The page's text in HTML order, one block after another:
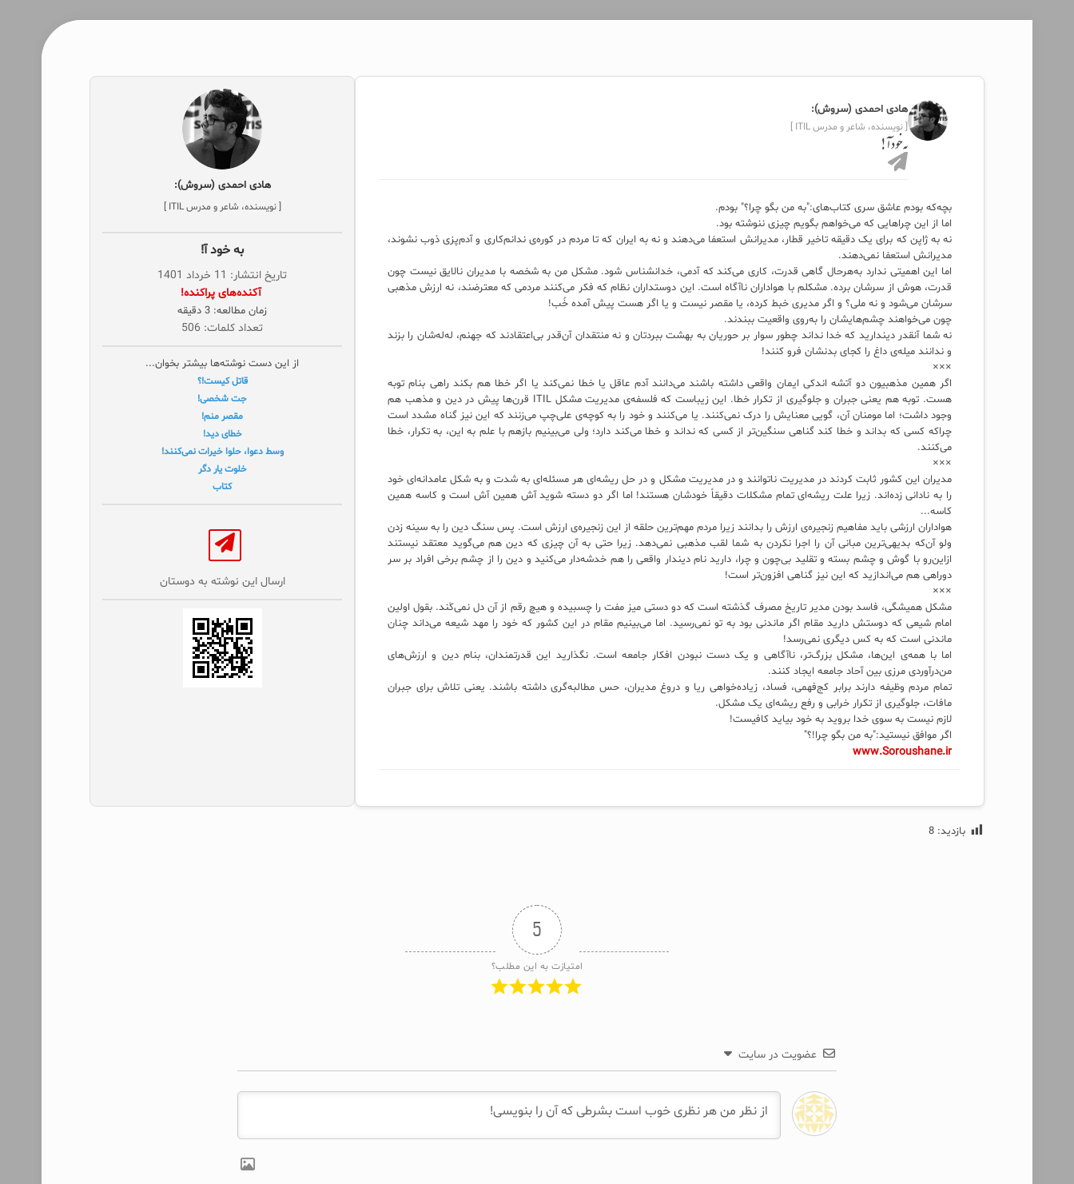
هادی احمدی (سروش):
[ نویسنده، شاعر و مدرس ITIL ]
به خود آ!
بچه‌که بودم عاشق سری کتاب‌های:"به من بگو چرا؟" بودم.
اما از این چراهایی که می‌خواهم بگویم چیزی ننوشته بود.
نه به ژاپن که برای یک دقیقه تاخیر قطار، مدیرانش استعفا می‌دهند و نه به ایران که تا مردم در کوره‌ی ندانم‌کاری و آدم‌پزی ذوب نشوند،
مدیرانش استعفا نمی‌دهند.
اما این اهمیتی ندارد به‌هرحال گاهی قدرت، کاری می‌کند که آدمی، خدانشناس شود. مشکل من به شخصه با مدیران نالایق نیست چون
قدرت، هوش از سرشان برده. مشکلم با هواداران ناآگاه است. این دوستداران نظام که فکر می‌کنند مردمی که معترضند، نه ارزش مذهبی
سرشان می‌شود و نه ملی؟ و اگر مدیری خبط کرده، یا مقصر نیست و یا اگر هست پیش آمده خُب!
چون می‌خواهند چشم‌هایشان را به‌روی واقعیت ببندند.
نه شما آنقدر دیندارید که خدا نداند چطور سوار بر حوریان به بهشت ببردتان و نه منتقدان آن‌قدر بی‌اعتقادند که جهنم، له‌له‌شان را بزند
و ندانند میله‌ی داغ را کجای بدنشان فرو کنند!
×××
اگر همین مذهبیون دو آتشه اندکی ایمان واقعی داشته باشند می‌دانند آدم عاقل یا خطا نمی‌کند یا اگر خطا هم بکند راهی بنام توبه
هست. توبه هم یعنی جبران و جلوگیری از تکرار خطا. این زیباست که فلسفه‌ی مدیریت مشکل ITIL قرن‌ها پیش در دین و مذهب هم
وجود داشت؛ اما مومنان آن، گویی معنایش را درک نمی‌کنند. یا می‌کنند و خود را به کو‌چه‌ی علی‌چپ می‌زنند که این نیز گناه مشدد است
چراکه کسی که بداند و خطا کند گناهی سنگین‌تر از کسی که نداند و خطا می‌کند دارد؛ ولی می‌بینیم بازهم با علم به این، به تکرار، خطا
می‌کنند.
×××
مدیران این کشور ثابت کردند در مدیریت ناتوانند و در مدیریت مشکل و در حل ریشه‌ای هر مسئله‌ای به شدت و به شکل عامدانه‌ای خود
را به نادانی زده‌اند. زیرا علت ریشه‌ای تمام مشکلات دقیقاً خودشان هستند! اما اگر دو دسته شوید آش همین آش است و کاسه همین
کاسه...
هواداران ارزشی باید مفاهیم زنجیره‌ی ارزش را بدانند زیرا مردم مهم‌ترین حلقه‌ از این زنجیره‌ی ارزش است. پس سنگ دین را به سینه زدن
ولو آن‌که بدیهی‌ترین مبانی آن را اجرا نکردن به شما لقب مذهبی نمی‌دهد. زیرا حتی به آن چیزی که دین هم می‌گوید معتقد نیستند
ازاین‌رو با گوش و چشم بسته و تقلید بی‌چون و چرا، دارید نام دیندار واقعی را هم خدشه‌دار می‌کنید و دین را از چشم برخی افراد بر سر
دوراهی هم می‌اندازید که این نیز گناهی افزون‌تر است!
×××
مشکل همیشگی، فاسد بودن مدیر تاریخ مصرف گذشته است که دو دستی میز مفت را چسبیده و هیچ رقم از آن دل نمی‌کَند. بقول اولین
امام شیعی که دوستش دارید مقام اگر ماندنی بود به تو نمی‌رسید. اما می‌بینیم مقام در این کشور که خود را مهد شیعه می‌داند چنان
ماندنی است که به کس دیگری نمی‌رسد!
اما با همه‌ی این‌ها، مشکل بزرگ‌تر، ناآگاهی و یک دست نبودن افکار جامعه است. نگذارید این قدرتمندان، بنام دین و ارزش‌های
من‌درآوردی مرزی بین آحاد جامعه ایجاد کنند.
تمام مردم وظیفه دارند برابر کج‌فهمی، فساد، زیاده‌خواهی ریا و دروغ مدیران، حس مطالبه‌گری داشته باشند. یعنی تلاش برای جبران
مافات، جلوگیری از تکرار خرابی و رفع ریشه‌ای یک مشکل.
لازم نیست به سوی خدا بروید به خود بیاید کافیست!
اگر موافق نیستید:"به من بگو چرا!؟"
www.Soroushane.ir
هادی احمدی (سروش):
[ نویسنده، شاعر و مدرس ITIL ]
به خود آ!
تاریخ انتشار: 11 خرداد 1401
‌ آکنده‌های پراکنده!
زمان مطالعه: 3 دقیقه
تعداد کلمات: 506
از این دست نوشته‌ها بیشتر بخوان...
قاتل کیست!؟
جت شخصی!
مقصر منم!
خطای دید!
وسط دعوا، حلوا خیرات نمی‌کنند!
خلوت یار دگر
کتاب
ارسال این نوشته به دوستان‌
بازدید: 8
5
امتیازت به این مطلب؟
عضویت در سایت